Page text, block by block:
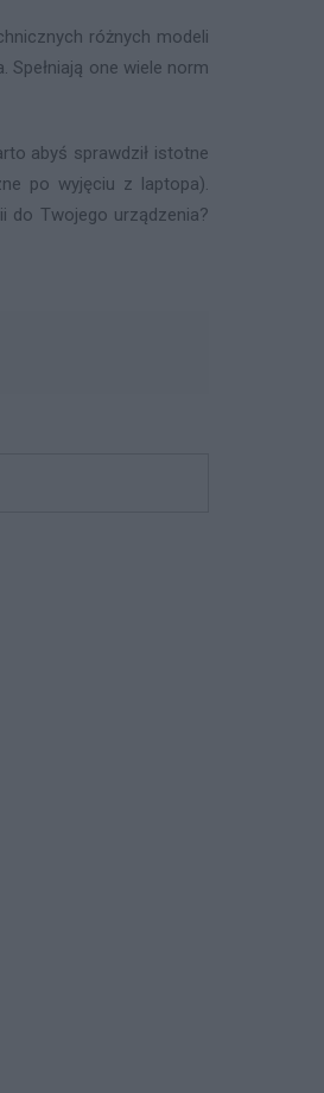
różnych modeli
Spełniają one wiele norm
abyś sprawdził istotne
po wyjęciu z laptopa).
do Twojego urządzenia?